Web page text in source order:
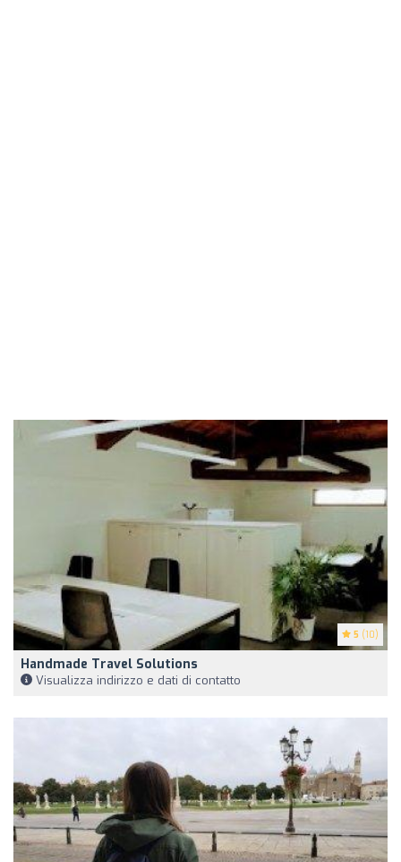
5 (10)
Handmade Travel Solutions
Visualizza indirizzo e dati di contatto